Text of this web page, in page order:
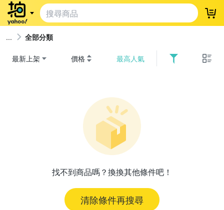
登
全部分類
最新上架 價格 最高人氣
找不到商品嗎？換換其他條件吧！
清除條件再搜尋